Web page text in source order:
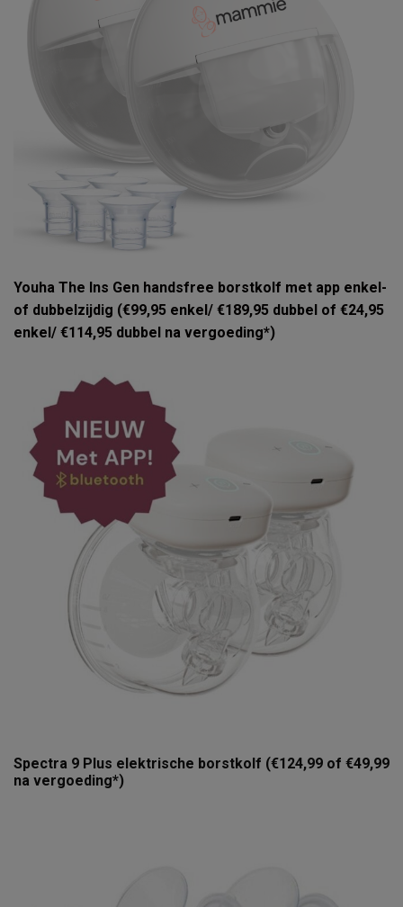
Youha The Ins Gen handsfree borstkolf met app enkel-
of dubbelzijdig (€99,95 enkel/ €189,95 dubbel of €24,95
enkel/ €114,95 dubbel na vergoeding*)
Spectra 9 Plus elektrische borstkolf (€124,99 of €49,99
na vergoeding*)